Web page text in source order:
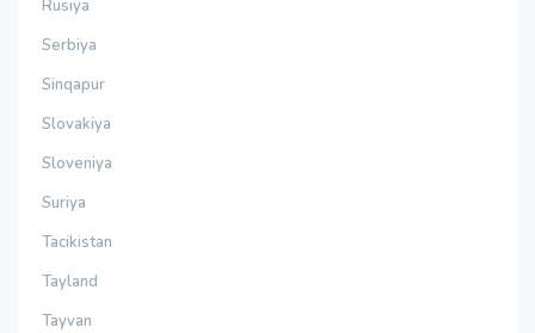
Rusiya
Serbiya
Sinqapur
Slovakiya
Sloveniya
Suriya
Tacikistan
Tayland
Tayvan